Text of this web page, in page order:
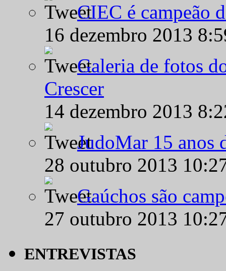
CIEC é campeão
16 dezembro 2013
Galeria de fotos
Crescer
14 dezembro 2013
JudoMar 15 anos
28 outubro 2013
Gaúchos são
27 outubro 2013
ENTREVISTAS